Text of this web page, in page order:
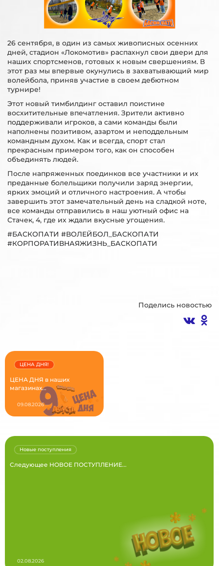
26 сентября, в один из самых живописных осенних
дней, стадион «Локомотив» распахнул свои двери для
наших спортсменов, готовых к новым свершениям. В
этот раз мы впервые окунулись в захватывающий мир
волейбола, приняв участие в своем дебютном
турнире!
Этот новый тимбилдинг оставил поистине
восхитительные впечатления. Зрители активно
поддерживали игроков, а сами команды были
наполнены позитивом, азартом и неподдельным
командным духом. Как и всегда, спорт стал
прекрасным примером того, как он способен
объединять людей.
После напряженных поединков все участники и их
преданные болельщики получили заряд энергии,
ярких эмоций и отличного настроения. А чтобы
завершить этот замечательный день на сладкой ноте,
все команды отправились в наш уютный офис на
Стачек, 4, где их ждали вкусные угощения.
#БАСКОПАТИ #ВОЛЕЙБОЛ_БАСКОПАТИ
#КОРПОРАТИВНАЯЖИЗНЬ_БАСКОПАТИ
Поделись новостью
ЦЕНА ДНЯ в наших
магазинах...
ЦЕНА ДНЯ!
09.08.2026
Следующее НОВОЕ ПОСТУПЛЕНИЕ...
Новые поступления
02.08.2026